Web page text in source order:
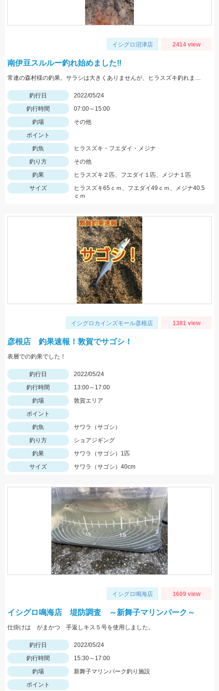
イシグロ沼津店 2414 view
南伊豆スルルー釣れ始めました‼
常連の森村様の釣果。サラシは大きくありませんが、ヒラスズキ釣れました！
釣行日
2022/05/24
釣行時間
07:00～15:00
釣場
その他
ポイント
釣魚
ヒラスズキ・フエダイ・メジナ
釣り方
その他
釣果
ヒラスズキ２匹、フエダイ１匹、メジナ１匹
サイズ
ヒラスズキ65ｃｍ、フエダイ49ｃｍ、メジナ40.5
ｃｍ
イシグロカインズモール彦根店 1381 view
彦根店 釣果速報！敦賀でサゴシ！
表層での釣果でした！
釣行日
2022/05/24
釣行時間
13:00～17:00
釣場
敦賀エリア
ポイント
釣魚
サワラ（サゴシ）
釣り方
ショアジギング
釣果
サワラ（サゴシ）1匹
サイズ
サワラ（サゴシ）40cm
イシグロ鳴海店 1609 view
イシグロ鳴海店 堤防調査 ～新舞子マリンパーク～
仕掛けは がまかつ 手返しキス５号を使用しました。
釣行日
2022/05/24
釣行時間
15:30～17:00
釣場
新舞子マリンパーク釣り施設
ポイント